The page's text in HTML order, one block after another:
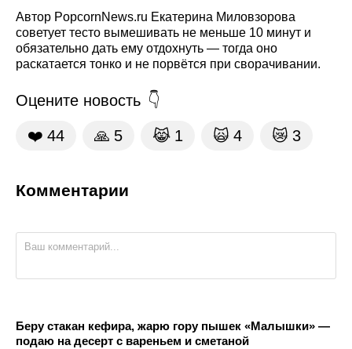
Автор PopcornNews.ru Екатерина Миловзорова
советует тесто вымешивать не меньше 10 минут и
обязательно дать ему отдохнуть — тогда оно
раскатается тонко и не порвётся при сворачивании.
Оцените новость
❤️ 44 🙏 5 😹 1 🙀 4 😿 3
Комментарии
Беру стакан кефира, жарю гору пышек «Малышки» —
подаю на десерт с вареньем и сметаной